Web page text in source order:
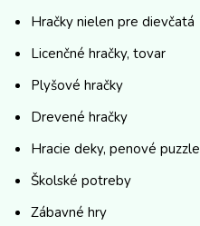
Hračky nielen pre dievčatá
Licenčné hračky, tovar
Plyšové hračky
Drevené hračky
Hracie deky, penové puzzle
Školské potreby
Zábavné hry